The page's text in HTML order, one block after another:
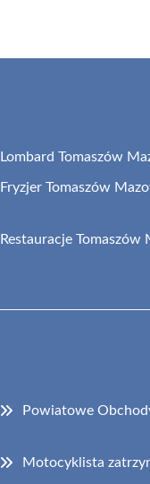
Lombard Tomaszów
Fryzjer Tomaszów
Restauracje Tomaszów
Powiatowe
Motocyklista